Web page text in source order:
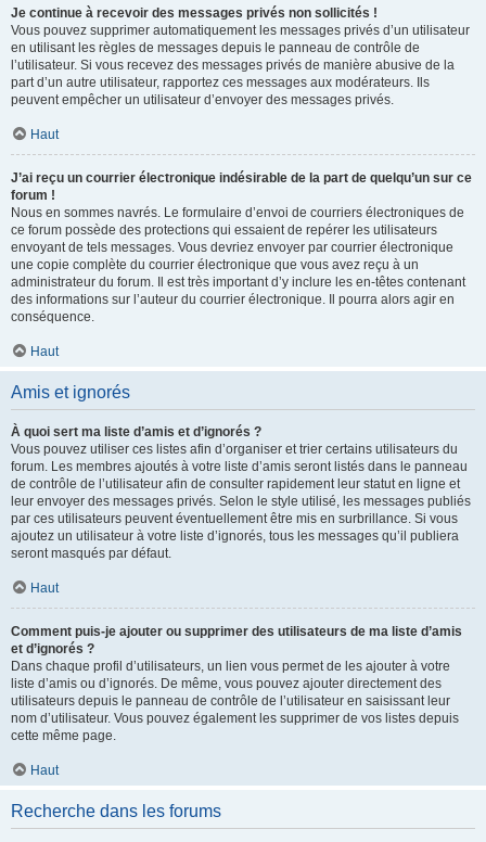
Je continue à recevoir des messages privés non sollicités !
Vous pouvez supprimer automatiquement les messages privés d’un utilisateur
en utilisant les règles de messages depuis le panneau de contrôle de
l’utilisateur. Si vous recevez des messages privés de manière abusive de la
part d’un autre utilisateur, rapportez ces messages aux modérateurs. Ils
peuvent empêcher un utilisateur d’envoyer des messages privés.
Haut
J’ai reçu un courrier électronique indésirable de la part de quelqu’un sur ce
forum !
Nous en sommes navrés. Le formulaire d’envoi de courriers électroniques de
ce forum possède des protections qui essaient de repérer les utilisateurs
envoyant de tels messages. Vous devriez envoyer par courrier électronique
une copie complète du courrier électronique que vous avez reçu à un
administrateur du forum. Il est très important d’y inclure les en-têtes contenant
des informations sur l’auteur du courrier électronique. Il pourra alors agir en
conséquence.
Haut
Amis et ignorés
À quoi sert ma liste d’amis et d’ignorés ?
Vous pouvez utiliser ces listes afin d’organiser et trier certains utilisateurs du
forum. Les membres ajoutés à votre liste d’amis seront listés dans le panneau
de contrôle de l’utilisateur afin de consulter rapidement leur statut en ligne et
leur envoyer des messages privés. Selon le style utilisé, les messages publiés
par ces utilisateurs peuvent éventuellement être mis en surbrillance. Si vous
ajoutez un utilisateur à votre liste d’ignorés, tous les messages qu’il publiera
seront masqués par défaut.
Haut
Comment puis-je ajouter ou supprimer des utilisateurs de ma liste d’amis
et d’ignorés ?
Dans chaque profil d’utilisateurs, un lien vous permet de les ajouter à votre
liste d’amis ou d’ignorés. De même, vous pouvez ajouter directement des
utilisateurs depuis le panneau de contrôle de l’utilisateur en saisissant leur
nom d’utilisateur. Vous pouvez également les supprimer de vos listes depuis
cette même page.
Haut
Recherche dans les forums